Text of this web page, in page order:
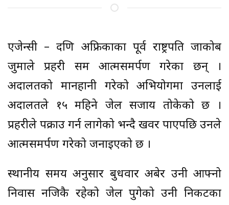
एजेन्सी – दक्षिण अफ्रिकाका पूर्व राष्ट्रपति जाकोब
जुमाले प्रहरी समक्ष आत्मसमर्पण गरेका छन् ।
अदालतको मानहानी गरेको अभियोगमा उनलाई
अदालतले १५ महिने जेल सजाय तोकेको छ ।
प्रहरीले पक्राउ गर्न लागेको भन्दै खवर पाएपछि उनले
आत्मसमर्पण गरेको जनाइएको छ ।
स्थानीय समय अनुसार बुधवार अबेर उनी आफ्नो
निवास नजिकै रहेको जेल पुगेको उनी निकटका